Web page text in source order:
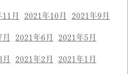
月 2021年10月 2021年9月
2021年6月 2021年5月
2021年2月 2021年1月